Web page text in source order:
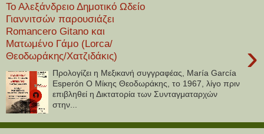
Το Αλεξάνδρειο Δημοτικό Ωδείο
Γιαννιτσών παρουσιάζει
Romancero Gitano και
Ματωμένο Γάμο (Lorca/
Θεοδωράκης/Χατζιδάκις)
›
Προλογίζει η Μεξικανή συγγραφέας, María García
Esperón Ο Μίκης Θεοδωράκης, το 1967, λίγο πριν
επιβληθεί η Δικτατορία των Συνταγματαρχών
στην...